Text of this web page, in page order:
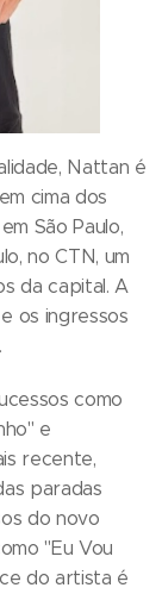
Nattan é
cima dos
São Paulo,
no CTN, um
da capital. A
os ingressos
como
e
recente,
paradas
do novo
"Eu Vou
do artista é